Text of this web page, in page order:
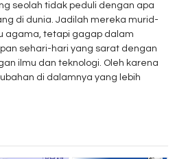
seolah tidak peduli dengan apa
di dunia. Jadilah mereka murid-
agama, tetapi gagap dalam
sehari-hari yang sarat dengan
ilmu dan teknologi. Oleh karena
di dalamnya yang lebih